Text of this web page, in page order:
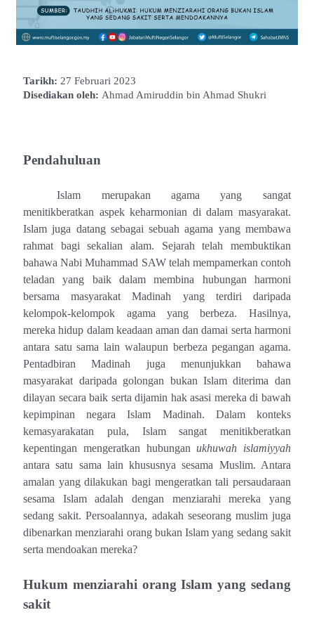
Tarikh: 27 Februari 2023
Disediakan oleh: Ahmad Amiruddin bin Ahmad Shukri
Pendahuluan
Islam merupakan agama yang sangat
menitikberatkan aspek keharmonian di dalam masyarakat.
Islam juga datang sebagai sebuah agama yang membawa
rahmat bagi sekalian alam. Sejarah telah membuktikan
bahawa Nabi Muhammad SAW telah mempamerkan contoh
teladan yang baik dalam membina hubungan harmoni
bersama masyarakat Madinah yang terdiri daripada
kelompok-kelompok agama yang berbeza. Hasilnya,
mereka hidup dalam keadaan aman dan damai serta harmoni
antara satu sama lain walaupun berbeza pegangan agama.
Pentadbiran Madinah juga menunjukkan bahawa
masyarakat daripada golongan bukan Islam diterima dan
dilayan secara baik serta dijamin hak asasi mereka di bawah
kepimpinan negara Islam Madinah. Dalam konteks
kemasyarakatan pula, Islam sangat menitikberatkan
kepentingan mengeratkan hubunganukhuwah islamiyyah
antara satu sama lain khususnya sesama Muslim. Antara
amalan yang dilakukan bagi mengeratkan tali persaudaraan
sesama Islam adalah dengan menziarahi mereka yang
sedang sakit. Persoalannya, adakah seseorang muslim juga
dibenarkan menziarahi orang bukan Islam yang sedang sakit
serta mendoakan mereka?
Hukum menziarahi orang Islam yang sedang
sakit